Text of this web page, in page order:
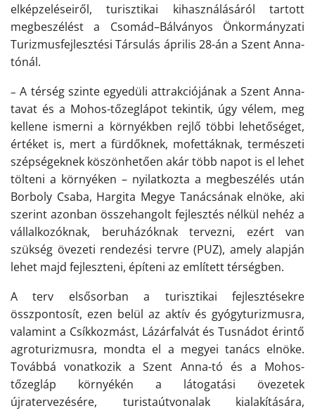
elképzeléseiről, turisztikai kihasználásáról tartott
megbeszélést a Csomád–Bálványos Önkormányzati
Turizmusfejlesztési Társulás április 28-án a Szent Anna-
tónál.
–A térség szinte egyedüli attrakciójának a Szent Anna-
tavat és a Mohos-tőzeglápottekintik, úgy vélem, meg
kellene ismerni a környékben rejlő többi lehetőséget,
értéket is, mert a fürdőknek, mofettáknak, természeti
szépségeknek köszönhetően akár több napot is el lehet
tölteni a környéken – nyilatkozta a megbeszélés után
Borboly Csaba, Hargita Megye Tanácsának elnöke, aki
szerint azonban összehangolt fejlesztés nélkül nehéz a
vállalkozóknak, beruházóknak tervezni, ezért van
szükség övezeti rendezési tervre (PUZ), amely alapján
lehet majd fejleszteni, építeni az említett térségben.
A terv elsősorban a turisztikai fejlesztésekre
összpontosít, ezen belül az aktív és gyógyturizmusra,
valamint a Csíkkozmást, Lázárfalvát és Tusnádot érintő
agroturizmusra, mondta el a megyei tanács elnöke.
Továbbá vonatkozik a Szent Anna-tó és a Mohos-
tőzegláp környékén a látogatási övezetek
újratervezésére, turistaútvonalak kialakítására,